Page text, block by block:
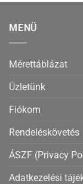
MENÜ
Mérettáblázat
Üzletünk
Fiókom
Rendeléskövetés
ÁSZF (Privacy
Adatkezelési